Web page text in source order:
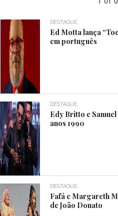
DESTAQUE
Ed Motta lança
em português
DESTAQUE
Edy Britto e
anos 1990
DESTAQUE
Fafá e Margareth
de João Donato